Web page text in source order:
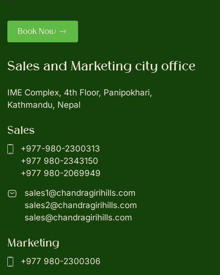
Book Now
Sales and Marketing city office
IME Complex, 4th Floor, Panipokhari,
Kathmandu, Nepal
Sales
+977-980-2300313
+977 980-2343150
+977 980-2069949
sales1@chandragirihills.com
sales2@chandragirihills.com
sales@chandragirihills.com
Marketing
+977 980-2300306